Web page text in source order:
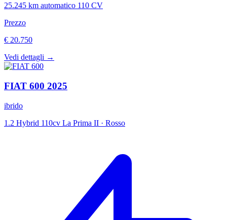
25.245 km automatico 110 CV
Prezzo
€ 20.750
Vedi dettagli →
FIAT 600 2025
ibrido
1.2 Hybrid 110cv La Prima II · Rosso